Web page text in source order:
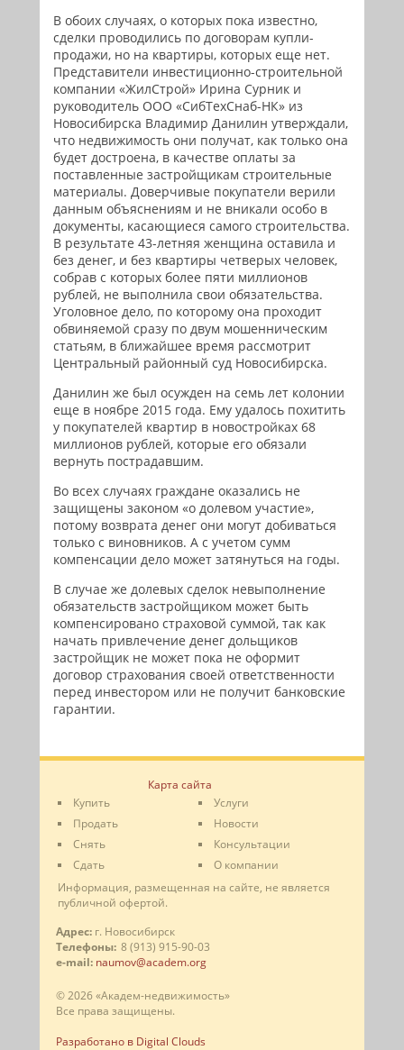
В обоих случаях, о которых пока известно,
сделки проводились по договорам купли-
продажи, но на квартиры, которых еще нет.
Представители инвестиционно-строительной
компании «ЖилСтрой» Ирина Сурник и
руководитель ООО «СибТехСнаб-НК» из
Новосибирска Владимир Данилин утверждали,
что недвижимость они получат, как только она
будет достроена, в качестве оплаты за
поставленные застройщикам строительные
материалы. Доверчивые покупатели верили
данным объяснениям и не вникали особо в
документы, касающиеся самого строительства.
В результате 43-летняя женщина оставила и
без денег, и без квартиры четверых человек,
собрав с которых более пяти миллионов
рублей, не выполнила свои обязательства.
Уголовное дело, по которому она проходит
обвиняемой сразу по двум мошенническим
статьям, в ближайшее время рассмотрит
Центральный районный суд Новосибирска.
Данилин же был осужден на семь лет колонии
еще в ноябре 2015 года. Ему удалось похитить
у покупателей квартир в новостройках 68
миллионов рублей, которые его обязали
вернуть пострадавшим.
Во всех случаях граждане оказались не
защищены законом «о долевом участие»,
потому возврата денег они могут добиваться
только с виновников. А с учетом сумм
компенсации дело может затянуться на годы.
В случае же долевых сделок невыполнение
обязательств застройщиком может быть
компенсировано страховой суммой, так как
начать привлечение денег дольщиков
застройщик не может пока не оформит
договор страхования своей ответственности
перед инвестором или не получит банковские
гарантии.
Карта сайта
Купить
Продать
Снять
Сдать
Услуги
Новости
Консультации
О компании
Информация, размещенная на сайте, не является
публичной офертой.
Адрес: г. Новосибирск
Телефоны: 8 (913) 915-90-03
e-mail: naumov@academ.org
© 2026 «Академ-недвижимость»
Все права защищены.
Разработано в Digital Clouds